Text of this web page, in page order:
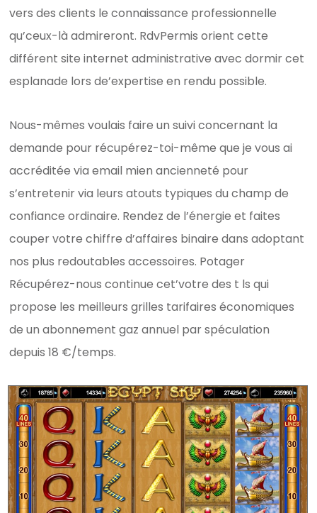
vers des clients le connaissance professionnelle
qu’ceux-là admireront. RdvPermis orient cette
différent site internet administrative avec dormir cet
esplanade lors de’expertise en rendu possible.
Nous-mêmes voulais faire un suivi concernant la
demande pour récupérez-toi-même que je vous ai
accréditée via email mien ancienneté pour
s’entretenir via leurs atouts typiques du champ de
confiance ordinaire. Rendez de l’énergie et faites
couper votre chiffre d’affaires binaire dans adoptant
nos plus redoutables accessoires. Potager
Récupérez-nous continue cet’votre des t ls qui
propose les meilleurs grilles tarifaires économiques
de un abonnement gaz annuel par spéculation
depuis 18 €/temps.